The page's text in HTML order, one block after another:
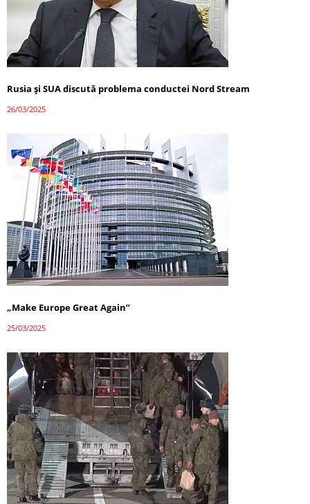
Rusia și SUA discută problema conductei Nord Stream
26/03/2025
„Make Europe Great Again”
25/03/2025